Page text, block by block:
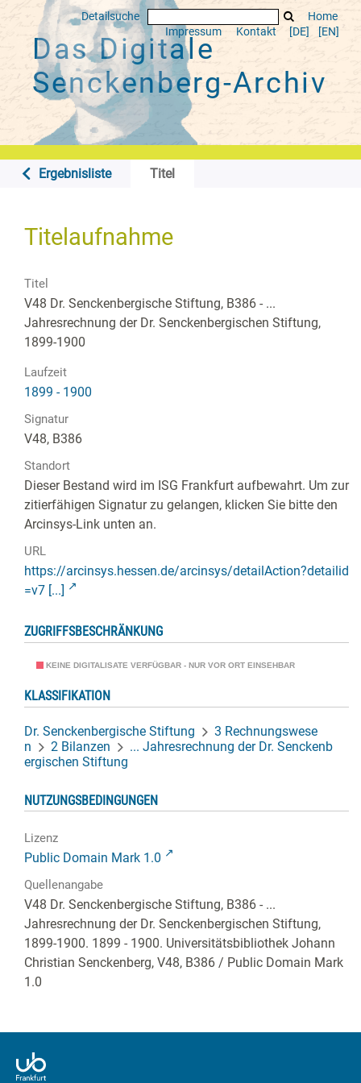
Detailsuche
Home
Impressum
Kontakt [DE] [EN]
Das Digitale
Senckenberg-Archiv
Ergebnisliste Titel
Titelaufnahme
Titel
V48 Dr. Senckenbergische Stiftung, B386 - ...
Jahresrechnung der Dr. Senckenbergischen Stiftung,
1899-1900
Laufzeit
1899 - 1900
Signatur
V48, B386
Standort
Dieser Bestand wird im ISG Frankfurt aufbewahrt. Um zur
zitierfähigen Signatur zu gelangen, klicken Sie bitte den
Arcinsys-Link unten an.
URL
https://arcinsys.hessen.de/arcinsys/detailAction?detailid
=v7 [...]
ZUGRIFFSBESCHRÄNKUNG
KEINE DIGITALISATE VERFÜGBAR - NUR VOR ORT EINSEHBAR
KLASSIFIKATION
Dr. Senckenbergische Stiftung
3 Rechnungswese
n
2 Bilanzen
... Jahresrechnung der Dr. Senckenb
ergischen Stiftung
NUTZUNGSBEDINGUNGEN
Lizenz
Public Domain Mark 1.0
Quellenangabe
V48 Dr. Senckenbergische Stiftung, B386 - ...
Jahresrechnung der Dr. Senckenbergischen Stiftung,
1899-1900. 1899 - 1900. Universitätsbibliothek Johann
Christian Senckenberg, V48, B386 / Public Domain Mark
1.0